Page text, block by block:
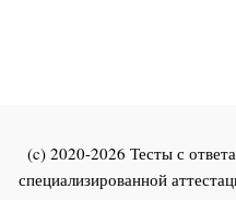
(c) 2020-2026 Тесты с
специализированной